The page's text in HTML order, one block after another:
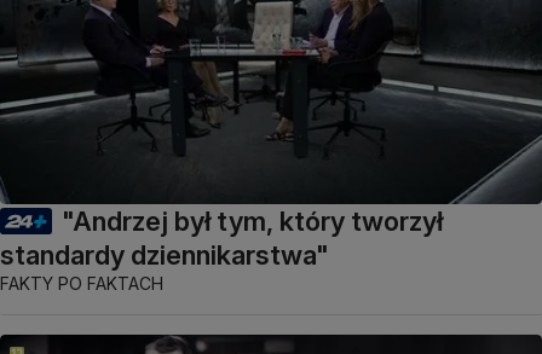
"Andrzej był tym, który tworzył
standardy dziennikarstwa"
FAKTY PO FAKTACH